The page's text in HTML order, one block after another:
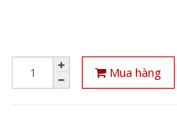
Mua hàng